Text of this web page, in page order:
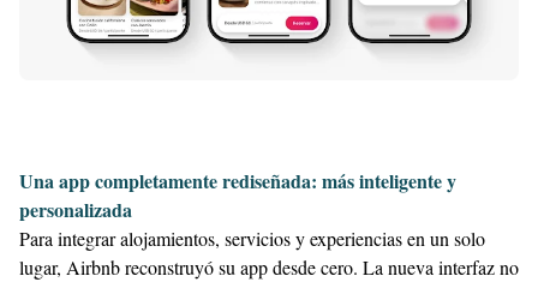
Una app completamente rediseñada: más inteligente y
personalizada
Para integrar alojamientos, servicios y experiencias en un solo
lugar, Airbnb reconstruyó su app desde cero. La nueva interfaz no